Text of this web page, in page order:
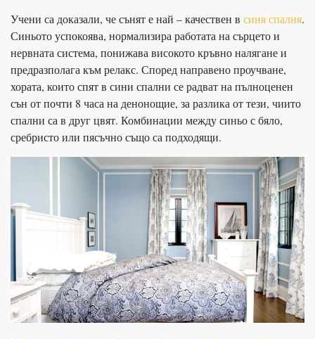
Учени са доказали, че сънят е най – качествен в синя спалня.
Синьото успокоява, нормализира работата на сърцето и
нервната система, понижава високото кръвно налягане и
предразполага към релакс. Според направено проучване,
хората, които спят в сини спални се радват на пълноценен
сън от почти 8 часа на денонощие, за разлика от тези, чиито
спални са в друг цвят. Комбинации между синьо с бяло,
сребристо или пясъчно също са подходящи.